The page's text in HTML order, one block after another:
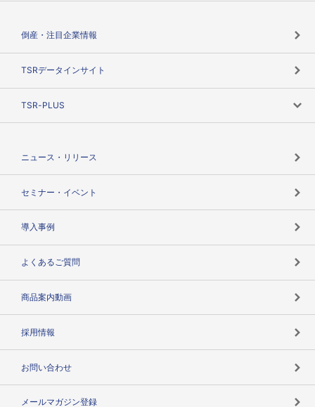
倒産・注目企業情報
TSRデータインサイト
TSR-PLUS
ニュース・リリース
セミナー・イベント
導入事例
よくあるご質問
商品案内動画
採用情報
お問い合わせ
メールマガジン登録